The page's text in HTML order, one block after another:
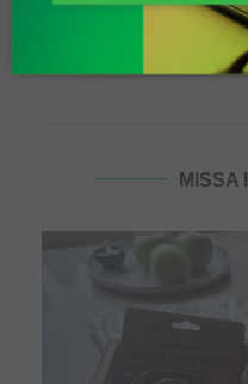
och ständigt nyfiken blick.
KONTAKTA
MISSA